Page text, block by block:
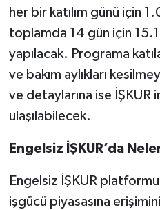
her bir katılım günü için
toplamda 14 gün için
yapılacak. Programa
ve bakım aylıkları
ve detaylarına ise
ulaşılabilecek.
Engelsiz İŞKUR’da
Engelsiz İŞKUR
işgücü piyasasına